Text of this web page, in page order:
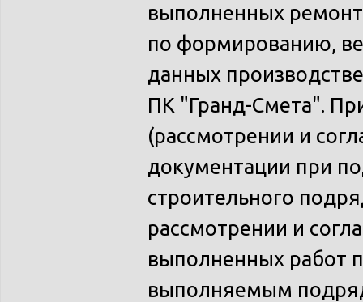
выполненных
по формированию,
данных
ПК "Гранд-Смета".
(рассмотрении и
документации при
строительного
рассмотрении и
выполненных работ
выполняемым